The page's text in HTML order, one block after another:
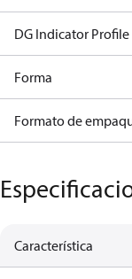
DG Indicator Profile
Forma
Formato de
Característica